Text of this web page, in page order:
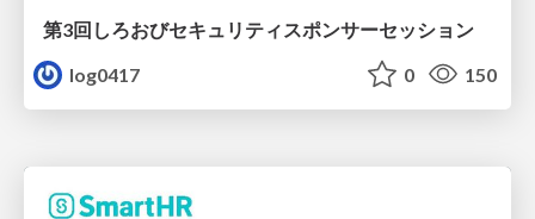
第3回しろおびセキュリティスポンサーセッション
log0417
0 150